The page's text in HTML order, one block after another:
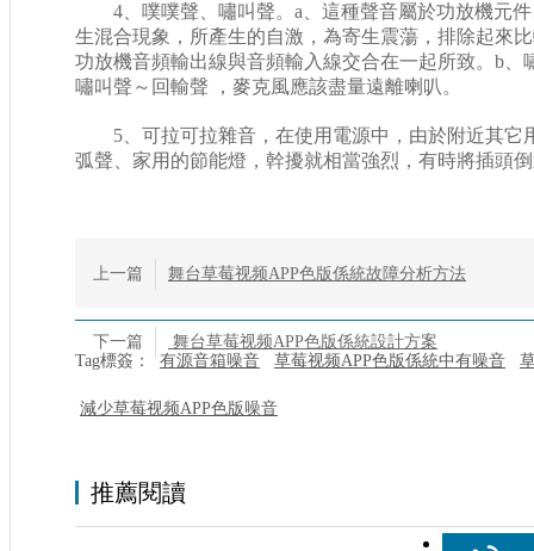
4、噗噗聲、嘯叫聲。a、這種聲音屬於功放機元件
生混合現象，所產生的自激，為寄生震蕩，排除起來
功放機音頻輸出線與音頻輸入線交合在一起所致。b
嘯叫聲～回輸聲 ，麥克風應該盡量遠離喇叭。
5、可拉可拉雜音，在使用電源中，由於附近其它
弧聲、家用的節能燈，幹擾就相當強烈，有時將插頭
上一篇 舞台草莓视频APP色版係統故障分析方法
下一篇
舞台草莓视频APP色版係統設計方案
Tag標簽：
有源音箱噪音 草莓视频APP色版係統中有噪音
減少草莓视频APP色版噪音
推薦閱讀